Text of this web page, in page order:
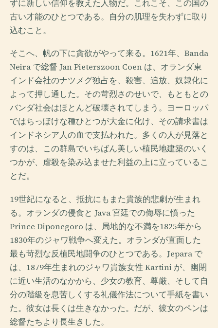
ずに新しい信仰を教えた人物だ。これこそ、この国の
古い才能のひとつである。自分の肌理を失わずに取り
込むこと。
そこへ、帆の下に貪欲がやって来る。1621年、Banda
Neira で総督 Jan Pieterszoon Coen は、オランダ東
インド会社のナツメグ独占を、殺害、追放、奴隷化に
よって押し通した。その苛烈さのせいで、もともとの
バンダ社会はほとんど破壊されてしまう。ヨーロッパ
ではちっぽけな種ひとつが大金に化け、その請求書は
インドネシア人の血で支払われた。多くの人が見落と
すのは、この群島でいちばん美しい植民地建築のいく
つかが、虐殺を染み込ませた利益の上に立っているこ
とだ。
19世紀になると、抵抗にもまた貴族的悲劇が生まれ
る。オランダの侵食と Java 宮廷での侮辱に憤った
Prince Diponegoro は、局地的な不満を1825年から
1830年のジャワ戦争へ変えた。オランダが直面した
最も苛烈な反植民地闘争のひとつである。Jepara で
は、1879年生まれのジャワ貴族女性 Kartini が、幽閉
に近い生活のなかから、少女の教育、尊厳、そして自
分の階級を息苦しくする礼儀作法について手紙を書い
た。彼女は長くは生きなかった。だが、彼女のペンは
総督たちより長生きした。